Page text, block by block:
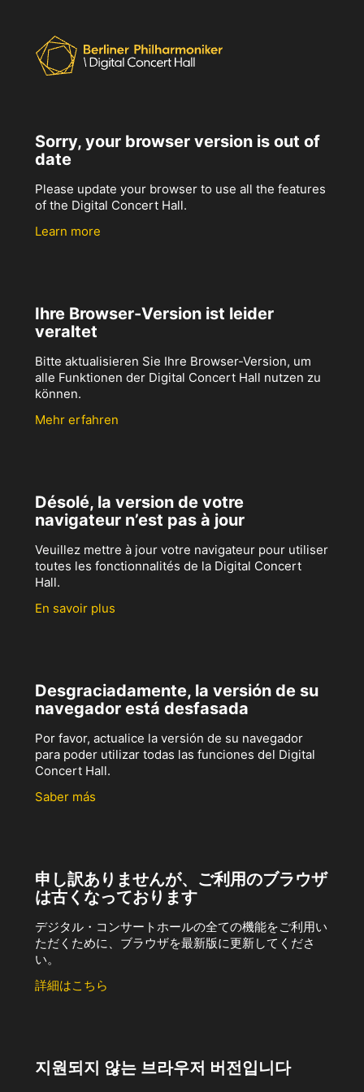
Sorry, your browser version is out of
date
Please update your browser to use all the features
of the Digital Concert Hall.
Learn more
Ihre Browser-Version ist leider
veraltet
Bitte aktualisieren Sie Ihre Browser-Version, um
alle Funktionen der Digital Concert Hall nutzen zu
können.
Mehr erfahren
Désolé, la version de votre
navigateur n’est pas à jour
Veuillez mettre à jour votre navigateur pour utiliser
toutes les fonctionnalités de la Digital Concert
Hall.
En savoir plus
Desgraciadamente, la versión de su
navegador está desfasada
Por favor, actualice la versión de su navegador
para poder utilizar todas las funciones del Digital
Concert Hall.
Saber más
申し訳ありませんが、ご利用のブラウザ
は古くなっております
デジタル・コンサートホールの全ての機能をご利用い
ただくために、ブラウザを最新版に更新してくださ
い。
詳細はこちら
지원되지 않는 브라우저 버전입니다